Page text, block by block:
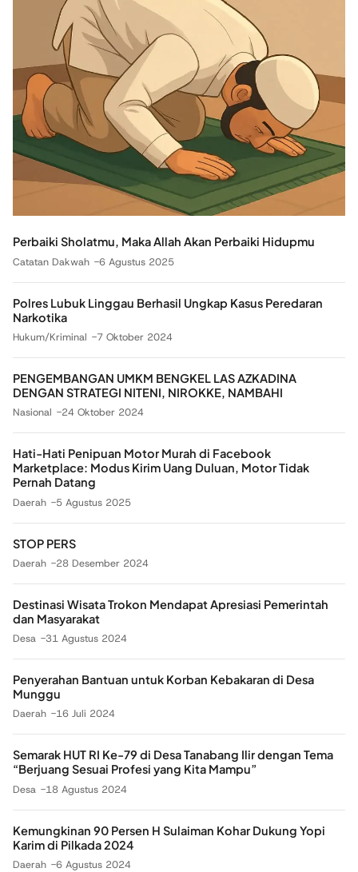
Perbaiki Sholatmu, Maka Allah Akan Perbaiki Hidupmu
Catatan Dakwah 6 Agustus 2025
Polres Lubuk Linggau Berhasil Ungkap Kasus Peredaran
Narkotika
Hukum/Kriminal 7 Oktober 2024
PENGEMBANGAN UMKM BENGKEL LAS AZKADINA
DENGAN STRATEGI NITENI, NIROKKE, NAMBAHI
Nasional 24 Oktober 2024
Hati-Hati Penipuan Motor Murah di Facebook
Marketplace: Modus Kirim Uang Duluan, Motor Tidak
Pernah Datang
Daerah 5 Agustus 2025
STOP PERS
Daerah 28 Desember 2024
Destinasi Wisata Trokon Mendapat Apresiasi Pemerintah
dan Masyarakat
Desa 31 Agustus 2024
Penyerahan Bantuan untuk Korban Kebakaran di Desa
Munggu
Daerah 16 Juli 2024
Semarak HUT RI Ke-79 di Desa Tanabang Ilir dengan Tema
“Berjuang Sesuai Profesi yang Kita Mampu”
Desa 18 Agustus 2024
Kemungkinan 90 Persen H Sulaiman Kohar Dukung Yopi
Karim di Pilkada 2024
Daerah 6 Agustus 2024